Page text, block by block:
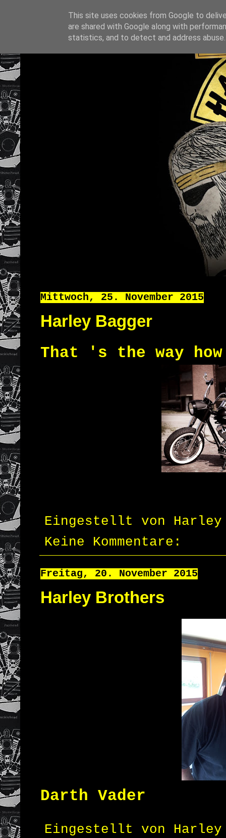
Mittwoch, 25. November 2015
Harley Bagger
That 's the way
Eingestellt von
Keine Kommentare:
Freitag, 20. November 2015
Harley Brothers
Darth Vader
Eingestellt von
This site uses cookies from Google to
are shared with Google along with
statistics, and to detect and address abuse.